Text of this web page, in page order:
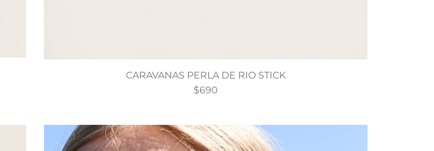
CARAVANAS PERLA DE RIO STICK
$690